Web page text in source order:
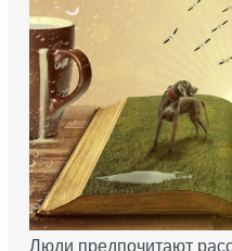
Люди предпочитают